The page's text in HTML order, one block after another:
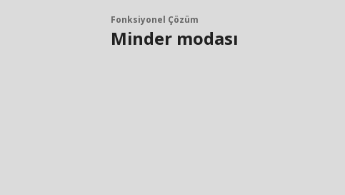
Fonksiyonel Çözüm
Minder modası